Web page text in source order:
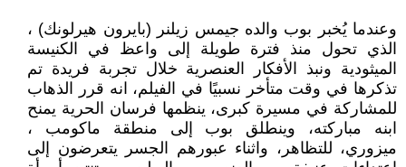
وعندما يُخبر بوب والده جيمس زيلنر (بايرون هيرلونك) ،
الذي تحول منذ فترة طويلة إلى واعظ في الكنيسة
الميثودية ونبذ الأفكار العنصرية خلال تجربة فريدة تم
تذكرها في وقت متأخر نسبيًا في الفيلم، انه قرر الذهاب
للمشاركة في مسيرة كبرى، ينظمها فرسان الحرية يمنح
ابنه مباركته، وينطلق بوب إلى منطقة ماكومب ،
ميزوري، للتظاهر، واثناء عبورهم الجسر يتعرضون إلى